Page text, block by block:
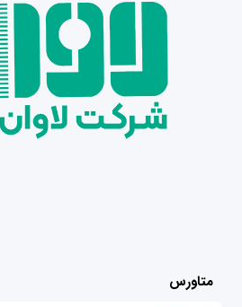
متاورس